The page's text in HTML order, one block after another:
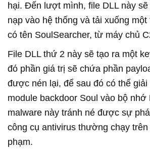
hại. Đến lượt mình, file DLL này
nạp vào hệ thống và tải xuống
có tên SoulSearcher, từ máy chủ
File DLL thứ 2 này sẽ tạo ra một
đó phần giá trị sẽ chứa phần
được nén lại, để sau đó có thể
module backdoor Soul vào bộ nhớ
malware này tránh né được sự
công cụ antivirus thường chạy
phạm.